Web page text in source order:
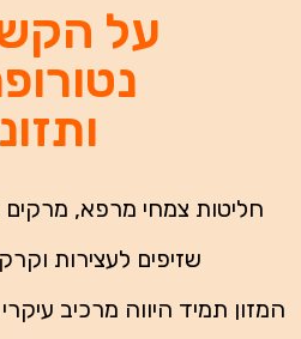
על
חליטות צמחי מרפא, מרקים
שזיפים לעצירות
המזון תמיד היווה מרכיב